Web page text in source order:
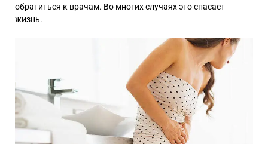
обратиться к врачам. Во многих случаях это спасает
жизнь.